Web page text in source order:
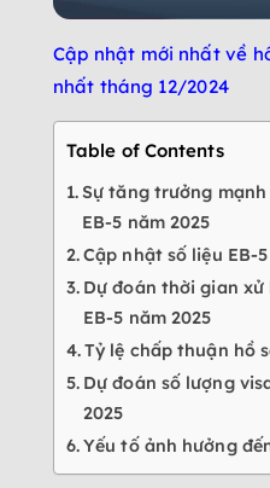
Cập nhật mới nhất về
nhất tháng 12/2024
Table of Contents
Sự tăng trưởng
EB-5 năm 2025
Cập nhật số liệu EB-
Dự đoán thời gian
EB-5 năm 2025
Tỷ lệ chấp thuận hồ
Dự đoán số lượng
2025
Yếu tố ảnh hưởng